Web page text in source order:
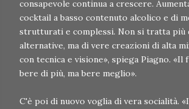
consapevole continua a crescere.
cocktail a basso contenuto alcolico e di
strutturati e complessi. Non si tratta più
alternative, ma di vere creazioni di alta
con tecnica e visione», spiega Piagno. «Il
bere di più, ma bere meglio».
C'è poi di nuovo voglia di vera socialità.